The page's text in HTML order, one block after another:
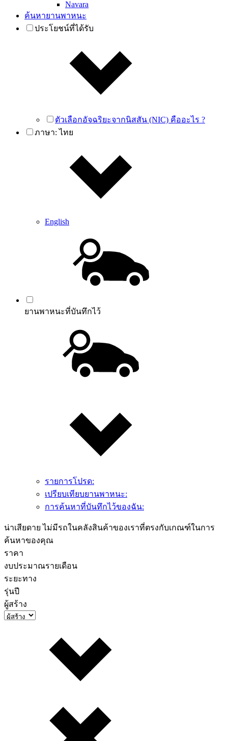
Navara
ค้นหายานพาหนะ
ประโยชน์ที่ได้รับ
ตัวเลือกอัจฉริยะจากนิสสัน (NIC) คืออะไร ?
ภาษา:ไทย
English
ยานพาหนะที่บันทึกไว้
รายการโปรด:
เปรียบเทียบยานพาหนะ:
การค้นหาที่บันทึกไว้ของฉัน:
น่าเสียดาย ไม่มีรถในคลังสินค้าของเราที่ตรงกับเกณฑ์ในการ
ค้นหาของคุณ
ราคา
งบประมาณรายเดือน
ระยะทาง
รุ่นปี
ผู้สร้าง